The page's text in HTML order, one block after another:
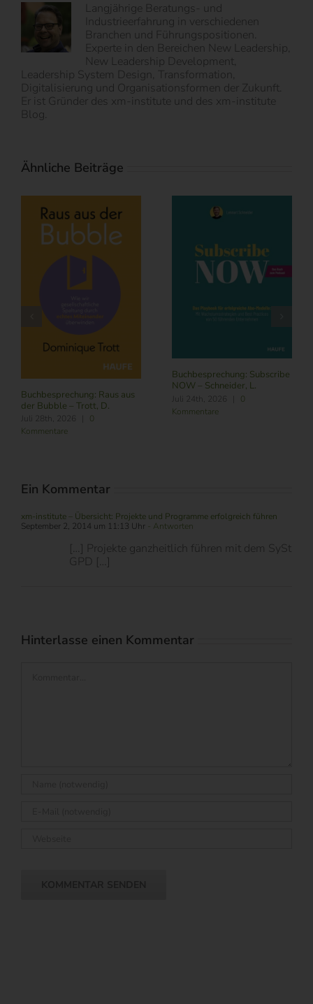
Langjährige Beratungs- und
Industrieerfahrung in verschiedenen
Branchen und Führungspositionen.
Experte in den Bereichen New Leadership,
New Leadership Development,
Leadership System Design, Transformation,
Digitalisierung und Organisationsformen der Zukunft.
Er ist Gründer des xm-institute und des xm-institute
Blog.
Ähnliche Beiträge
Generalist – Breite ist keine
Kommentare
Buchbesprechung: SCRUM
für die neue Ära (6. Aufl.) –
Gloger, B.
Ein Kommentar
xm-institute – Übersicht: Projekte und Programme erfolgreich führen
September 2, 2014 um 11:13 Uhr
[…] Projekte ganzheitlich führen mit dem SySt
GPD […]
Hinterlasse einen Kommentar